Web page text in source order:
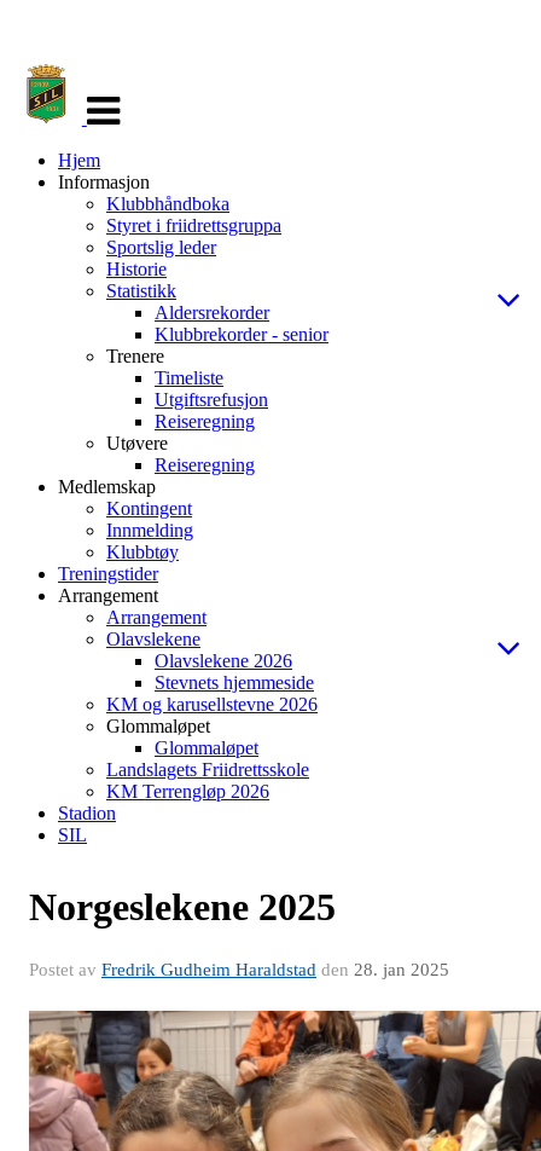
navigasjon
Hjem
Informasjon
Klubbhåndboka
Styret i friidrettsgruppa
Sportslig leder
Historie
Statistikk
Aldersrekorder
Klubbrekorder - senior
Trenere
Timeliste
Utgiftsrefusjon
Reiseregning
Utøvere
Reiseregning
Medlemskap
Kontingent
Innmelding
Klubbtøy
Treningstider
Arrangement
Arrangement
Olavslekene
Olavslekene 2026
Stevnets hjemmeside
KM og karusellstevne 2026
Glommaløpet
Glommaløpet
Landslagets Friidrettsskole
KM Terrengløp 2026
Stadion
SIL
Norgeslekene 2025
Postet av Fredrik Gudheim Haraldstad den 28. jan 2025